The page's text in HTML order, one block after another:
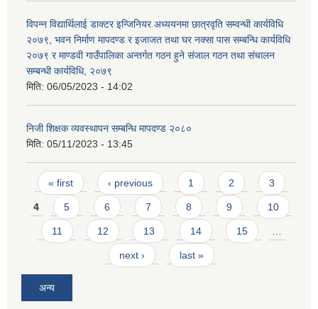
विपन्न विद्यार्थिलाई डाक्टर इन्जिनियर अध्ययनमा छात्रवृति सम्वन्धी कार्यविधि
२०७९, भवन निर्माण मापदण्ड र इजाजत तथा घर नक्सा पास सम्बन्धि कार्यविधि
२०७९ र माण्डवी गाउँपालिका अन्तर्गत गठन हुने संजाल गठन तथा संचालन
सम्बन्धी कार्यविधि, २०७९
मिति: 06/05/2023 - 14:02
निजी शिक्षक व्यवस्थापन सम्बन्धि मापदण्ड २०८०
मिति: 05/11/2023 - 13:45
Pages
« first ‹ previous 1 2 3
4 5 6 7 8 9 10
11 12 13 14 15
next › last »
अन्य